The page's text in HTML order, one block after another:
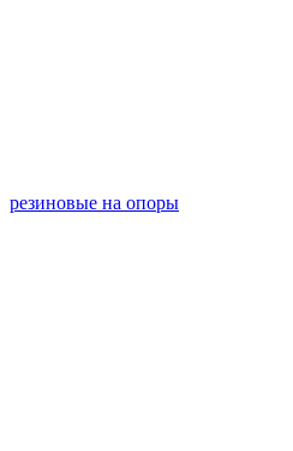
резиновые на опоры